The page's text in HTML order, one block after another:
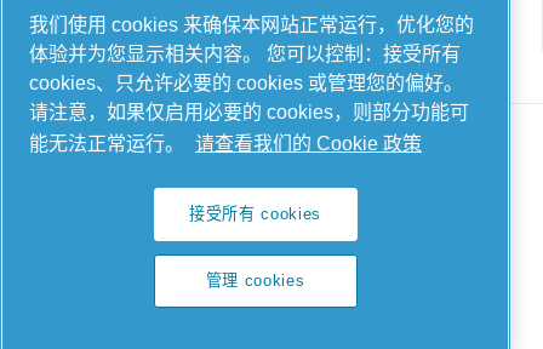
Legal & Privacy Notices
管理 cookies
我们使用 cookies 来确保本网站正常运行，优化您的
体验并为您显示相关内容。 您可以控制：接受所有
cookies、只允许必要的 cookies 或管理您的偏好。
请注意，如果仅启用必要的 cookies，则部分功能可
能无法正常运行。
请查看我们的 Cookie 政策
接受所有 cookies
管理 cookies